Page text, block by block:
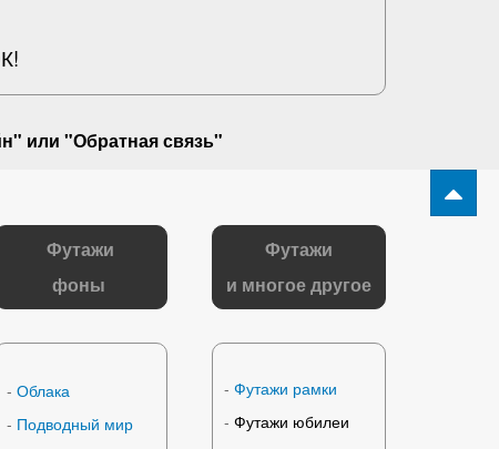
или "Обратная связь"
Футажи
фоны
- Облака
- Подводный мир
Футажи
и многое другое
-Футажи рамки
-Футажи юбилеи